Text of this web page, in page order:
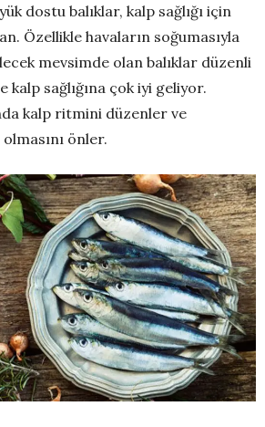
dostu balıklar, kalp sağlığı için
Özellikle havaların soğumasıyla
mevsimde olan balıklar düzenli
sağlığına çok iyi geliyor.
kalp ritmini düzenler ve
önler.